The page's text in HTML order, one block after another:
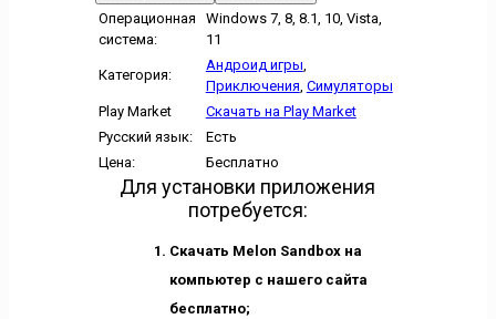
Операционная
система:
Windows 7, 8, 8.1, 10, Vista,
11
Категория:
Андроид игры,
Приключения, Симуляторы
Play Market
Скачать на Play Market
Русский язык:
Есть
Цена:
Бесплатно
Для установки приложения
потребуется:
Скачать Melon Sandbox на
компьютер с нашего сайта
бесплатно;